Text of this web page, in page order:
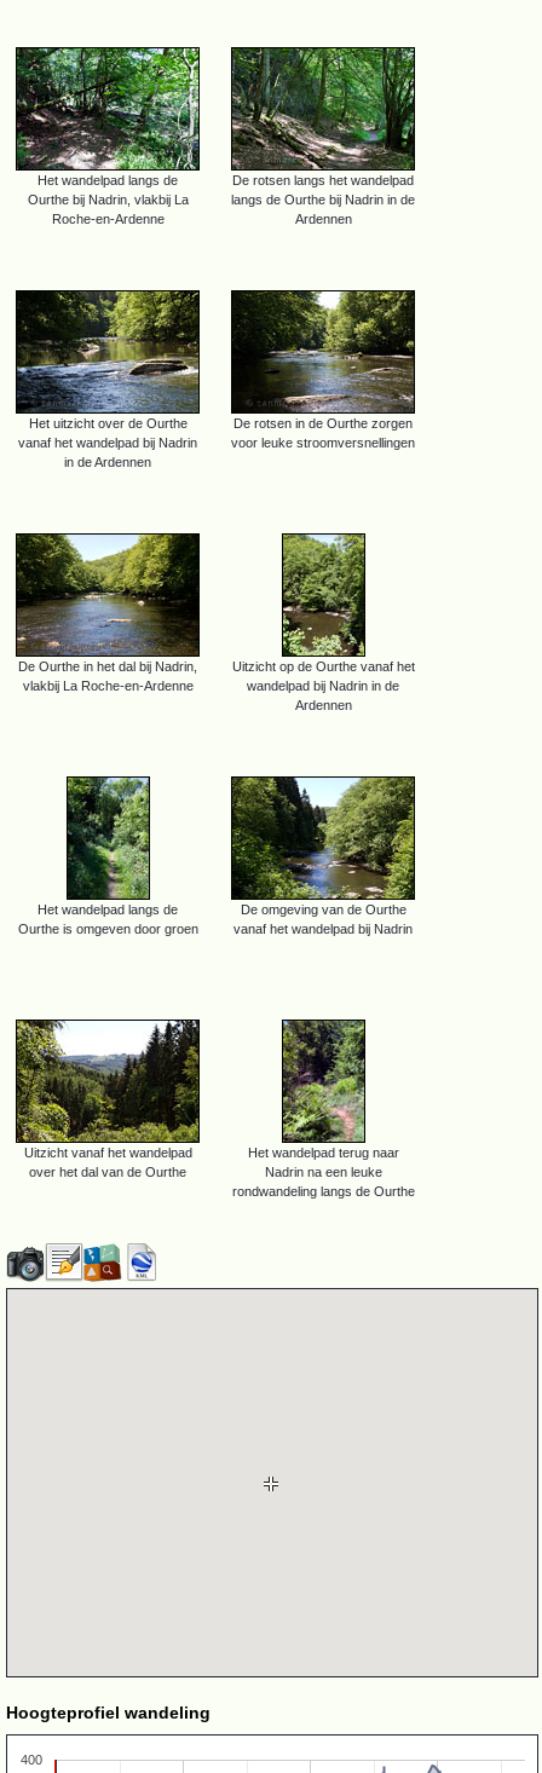
Het wandelpad langs de
Ourthe bij Nadrin, vlakbij La
Roche-en-Ardenne
De rotsen langs het wandelpad
langs de Ourthe bij Nadrin in de
Ardennen
Het uitzicht over de Ourthe
vanaf het wandelpad bij Nadrin
in de Ardennen
De rotsen in de Ourthe zorgen
voor leuke stroomversnellingen
De Ourthe in het dal bij Nadrin,
vlakbij La Roche-en-Ardenne
Uitzicht op de Ourthe vanaf het
wandelpad bij Nadrin in de
Ardennen
Het wandelpad langs de
Ourthe is omgeven door groen
De omgeving van de Ourthe
vanaf het wandelpad bij Nadrin
Uitzicht vanaf het wandelpad
over het dal van de Ourthe
Het wandelpad terug naar
Nadrin na een leuke
rondwandeling langs de Ourthe
Hoogteprofiel wandeling
400